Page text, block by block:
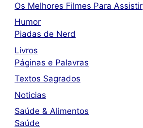
Os Melhores Filmes Para Assistir
Humor
Piadas de Nerd
Livros
Páginas e Palavras
Textos Sagrados
Noticias
Saúde & Alimentos
Saúde